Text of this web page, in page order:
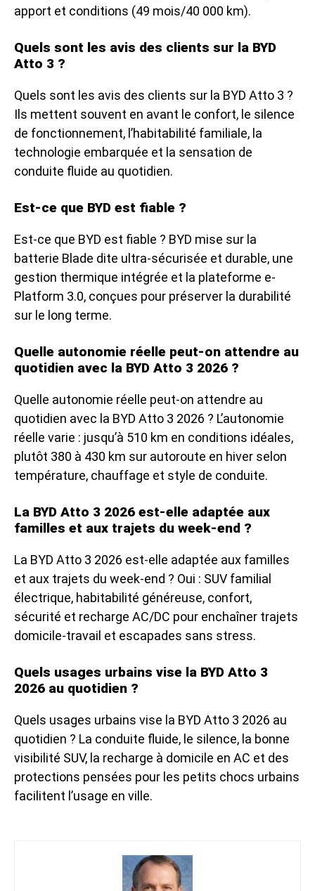
apport et conditions (49 mois/40 000 km).
Quels sont les avis des clients sur la BYD
Atto 3 ?
Quels sont les avis des clients sur la BYD Atto 3 ?
Ils mettent souvent en avant le confort, le silence
de fonctionnement, l’habitabilité familiale, la
technologie embarquée et la sensation de
conduite fluide au quotidien.
Est-ce que BYD est fiable ?
Est-ce que BYD est fiable ? BYD mise sur la
batterie Blade dite ultra-sécurisée et durable, une
gestion thermique intégrée et la plateforme e-
Platform 3.0, conçues pour préserver la durabilité
sur le long terme.
Quelle autonomie réelle peut-on attendre au
quotidien avec la BYD Atto 3 2026 ?
Quelle autonomie réelle peut-on attendre au
quotidien avec la BYD Atto 3 2026 ? L’autonomie
réelle varie : jusqu’à 510 km en conditions idéales,
plutôt 380 à 430 km sur autoroute en hiver selon
température, chauffage et style de conduite.
La BYD Atto 3 2026 est-elle adaptée aux
familles et aux trajets du week-end ?
La BYD Atto 3 2026 est-elle adaptée aux familles
et aux trajets du week-end ? Oui : SUV familial
électrique, habitabilité généreuse, confort,
sécurité et recharge AC/DC pour enchaîner trajets
domicile-travail et escapades sans stress.
Quels usages urbains vise la BYD Atto 3
2026 au quotidien ?
Quels usages urbains vise la BYD Atto 3 2026 au
quotidien ? La conduite fluide, le silence, la bonne
visibilité SUV, la recharge à domicile en AC et des
protections pensées pour les petits chocs urbains
facilitent l’usage en ville.